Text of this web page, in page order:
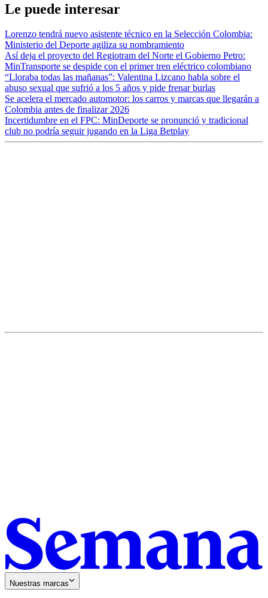
Le puede interesar
Lorenzo tendrá nuevo asistente técnico en la Selección Colombia:
Ministerio del Deporte agiliza su nombramiento
Así deja el proyecto del Regiotram del Norte el Gobierno Petro:
MinTransporte se despide con el primer tren eléctrico colombiano
“Lloraba todas las mañanas”: Valentina Lizcano habla sobre el
abuso sexual que sufrió a los 5 años y pide frenar burlas
Se acelera el mercado automotor: los carros y marcas que llegarán a
Colombia antes de finalizar 2026
Incertidumbre en el FPC: MinDeporte se pronunció y tradicional
club no podría seguir jugando en la Liga Betplay
Nuestras marcas